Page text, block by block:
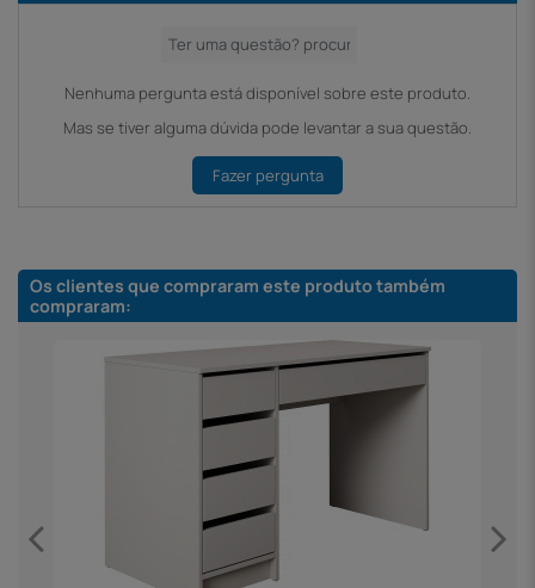
Nenhuma pergunta está disponível sobre este produto.
Mas se tiver alguma dúvida pode levantar a sua questão.
Fazer pergunta
Os clientes que compraram este produto também
compraram: